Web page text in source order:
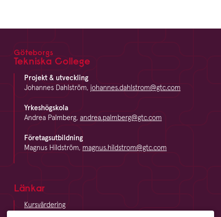
Footer
Göteborgs
Tekniska College
Projekt & utveckling
Johannes Dahlström, johannes.dahlstrom@gtc.com
Yrkeshögskola
Andrea Palmberg, andrea.palmberg@gtc.com
Företagsutbildning
Magnus Hildström, magnus.hildstrom@gtc.com
Länkar
Kursvärdering